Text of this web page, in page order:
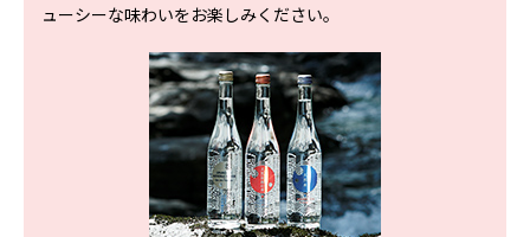
ューシーな味わいをお楽しみください。